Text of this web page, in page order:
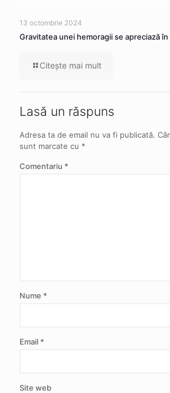
13 octombrie 2024
Gravitatea unei hemoragii se apreciază
Citeşte mai mult
Lasă un răspuns
Adresa ta de email nu va fi publicată.
sunt marcate cu *
Comentariu *
Nume *
Email *
Site web